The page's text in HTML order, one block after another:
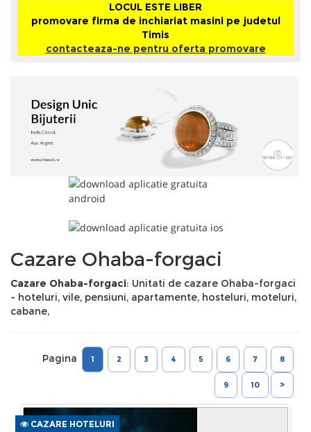
LOCUL ESTE LIBER
promovare firma de inchiariat masini pe judetul
Timis
contacteaza-ne pentru oferta promovare
Cazare Ohaba-forgaci
Cazare Ohaba-forgaci: Unitati de cazare Ohaba-forgaci
- hoteluri, vile, pensiuni, apartamente, hosteluri, moteluri,
cabane,
Pagina 1 2 3 4 5 6 7 8
9 10 >
CAZARE HOTELURI